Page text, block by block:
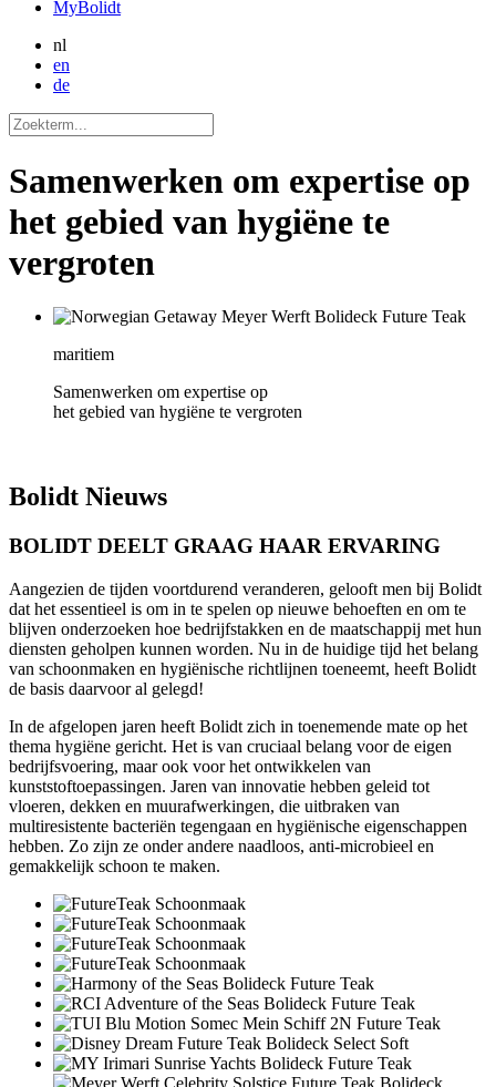
MyBolidt
nl
en
de
Samenwerken om expertise op
het gebied van hygiëne te
vergroten
maritiem
Samenwerken om expertise op
het gebied van hygiëne te vergroten
Bolidt Nieuws
BOLIDT DEELT GRAAG HAAR ERVARING
Aangezien de tijden voortdurend veranderen, gelooft men bij Bolidt
dat het essentieel is om in te spelen op nieuwe behoeften en om te
blijven onderzoeken hoe bedrijfstakken en de maatschappij met hun
diensten geholpen kunnen worden. Nu in de huidige tijd het belang
van schoonmaken en hygiënische richtlijnen toeneemt, heeft Bolidt
de basis daarvoor al gelegd!
In de afgelopen jaren heeft Bolidt zich in toenemende mate op het
thema hygiëne gericht. Het is van cruciaal belang voor de eigen
bedrijfsvoering, maar ook voor het ontwikkelen van
kunststoftoepassingen. Jaren van innovatie hebben geleid tot
vloeren, dekken en muurafwerkingen, die uitbraken van
multiresistente bacteriën tegengaan en hygiënische eigenschappen
hebben. Zo zijn ze onder andere naadloos, anti-microbieel en
gemakkelijk schoon te maken.